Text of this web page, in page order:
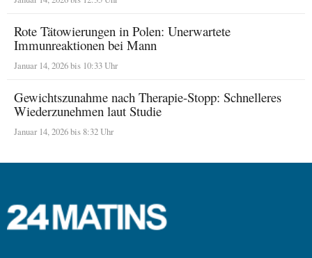
Rote Tätowierungen in Polen: Unerwartete
Immunreaktionen bei Mann
Januar 14, 2026 bis 10:33 Uhr
Gewichtszunahme nach Therapie-Stopp: Schnelleres
Wiederzunehmen laut Studie
Januar 14, 2026 bis 8:32 Uhr